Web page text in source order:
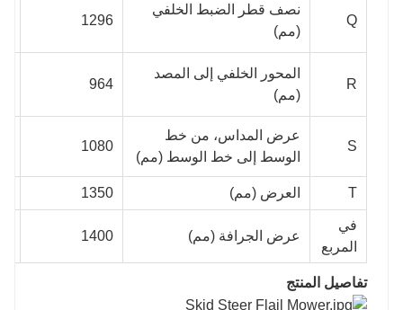
Q
نصف قطر الضبط الخلفي
(مم)
1296
R
المحور الخلفي إلى المصد
(مم)
964
S
عرض المداس، من خط
الوسط إلى خط الوسط (مم)
1080
T العرض (مم) 1350
في
المربع
عرض الجرافة (مم) 1400
تفاصيل المنتج